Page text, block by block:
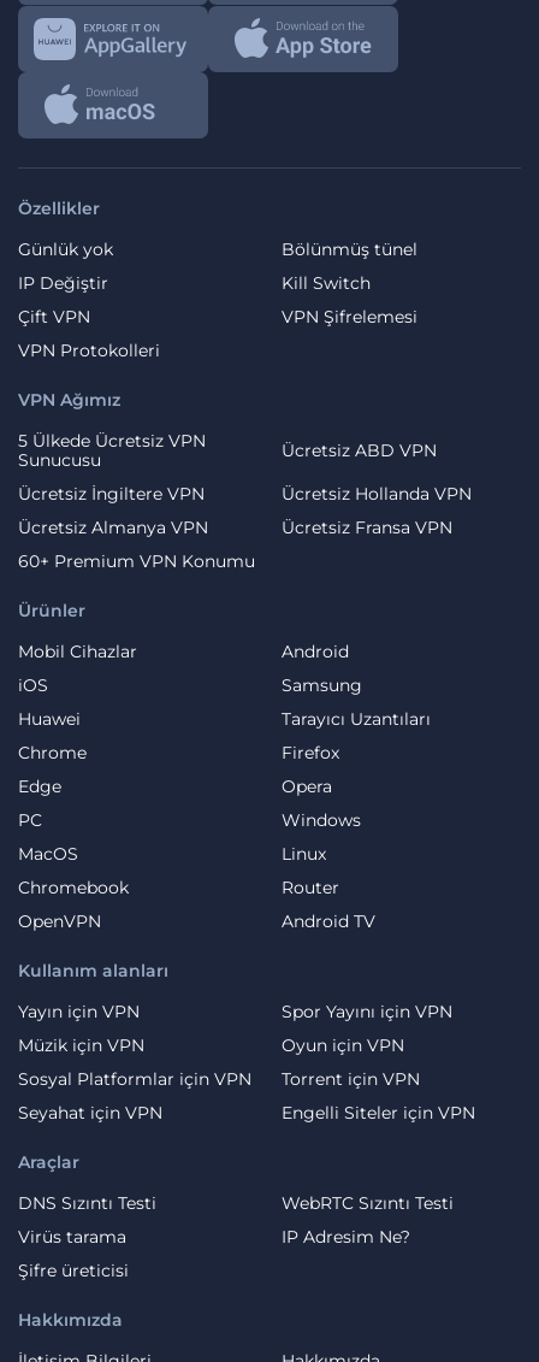
Özellikler
Günlük yok
Bölünmüş tünel
IP Değiştir
Kill Switch
Çift VPN
VPN Şifrelemesi
VPN Protokolleri
Ürünler
Mobil Cihazlar
Android
iOS
Samsung
Huawei
Tarayıcı Uzantıları
Chrome
Firefox
Edge
Opera
PC
Windows
MacOS
Linux
Chromebook
Router
OpenVPN
Android TV
Kullanım alanları
Yayın için VPN
Spor Yayını için VPN
Müzik için VPN
Oyun için VPN
Sosyal Platformlar için VPN
Torrent için VPN
Seyahat için VPN
Engelli Siteler için VPN
Hakkımızda
VPN Ağımız
5 Ülkede Ücretsiz VPN
Sunucusu
Ücretsiz ABD VPN
Ücretsiz İngiltere VPN
Ücretsiz Hollanda VPN
Ücretsiz Almanya VPN
Ücretsiz Fransa VPN
60+ Premium VPN Konumu
Araçlar
DNS Sızıntı Testi
WebRTC Sızıntı Testi
Virüs tarama
IP Adresim Ne?
Şifre üreticisi